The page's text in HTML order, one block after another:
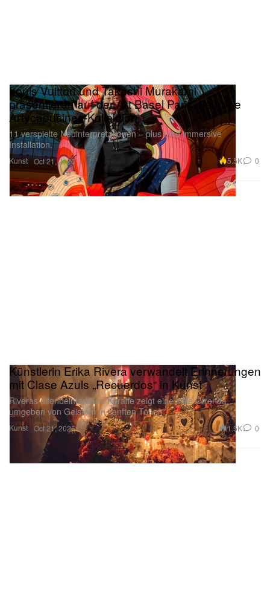
Kunst
Louis Vuitton und Takashi Murakami
präsentieren auf der Art Basel Paris die neue
Artycapucines-Kollektion
11 verspielte Neuinterpretationen – plus eine immersive
Installation.
Oct 21, 2025 5.5K 0
Kunst
Künstlerin Erika Rivera verwandelt Erinnerungen
mit Clase Azuls „Recuerdos“ in Kunst
Riveras elfenbeinfarbene Karaffe zeigt eine stille Ofrenda,
umgeben von Geistern in sanften Tönen.
Oct 21, 2025 1.5K 0